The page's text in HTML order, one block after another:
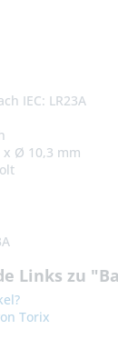
IEC: LR23A
x Ø 10,3 mm
Links zu
Torix